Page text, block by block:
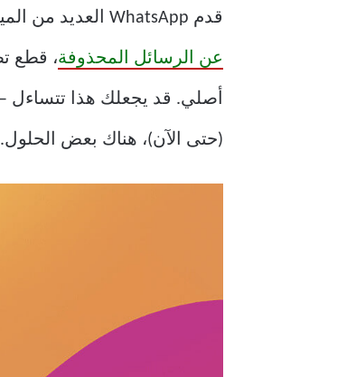
قدم WhatsApp العديد من الميزات الجديدة على تطبيقه للجوال على مر السنين. من دعم
عن الرسائل المحذوفة
(حتى الآن)، هناك بعض الحلول.